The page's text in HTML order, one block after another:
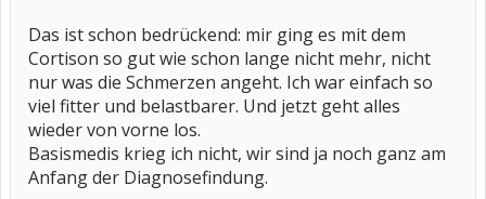
Das ist schon bedrückend: mir ging es mit dem
Cortison so gut wie schon lange nicht mehr, nicht
nur was die Schmerzen angeht. Ich war einfach so
viel fitter und belastbarer. Und jetzt geht alles
wieder von vorne los.
Basismedis krieg ich nicht, wir sind ja noch ganz am
Anfang der Diagnosefindung.